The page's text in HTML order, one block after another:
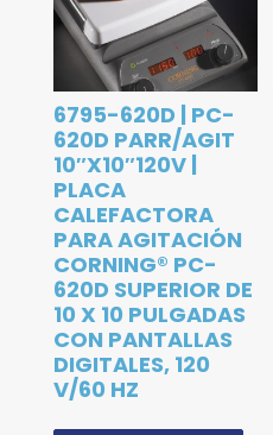
6795-620D | PC-
620D PARR/AGIT
10″X10″120V |
PLACA
CALEFACTORA
PARA AGITACIÓN
CORNING® PC-
620D SUPERIOR DE
10 X 10 PULGADAS
CON PANTALLAS
DIGITALES, 120
V/60 HZ